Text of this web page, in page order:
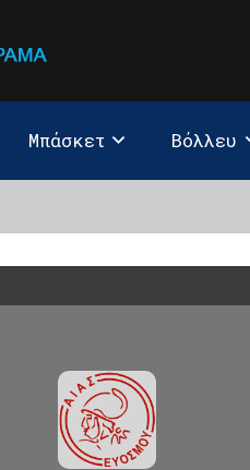
Μπάσκετ Βόλλευ